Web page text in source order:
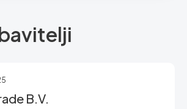
B.V.